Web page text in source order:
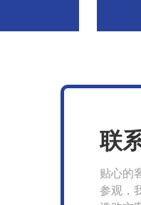
联
贴心的
参观，